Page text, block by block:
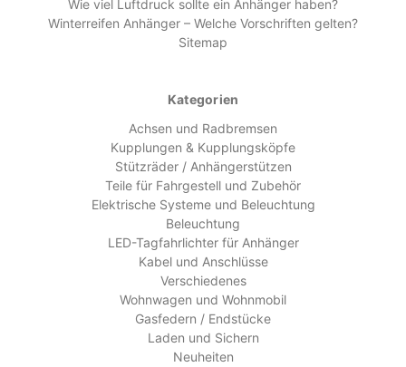
Wie viel Luftdruck sollte ein Anhänger haben?
Winterreifen Anhänger – Welche Vorschriften gelten?
Sitemap
Kategorien
Achsen und Radbremsen
Kupplungen & Kupplungsköpfe
Stützräder / Anhängerstützen
Teile für Fahrgestell und Zubehör
Elektrische Systeme und Beleuchtung
Beleuchtung
LED-Tagfahrlichter für Anhänger
Kabel und Anschlüsse
Verschiedenes
Wohnwagen und Wohnmobil
Gasfedern / Endstücke
Laden und Sichern
Neuheiten